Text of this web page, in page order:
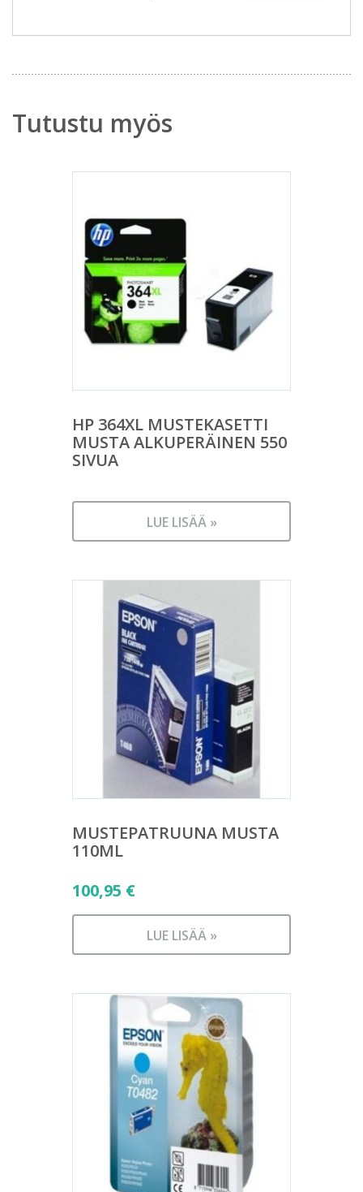
Tutustu myös
HP 364XL MUSTEKASETTI
MUSTA ALKUPERÄINEN 550
SIVUA
LUE LISÄÄ »
MUSTEPATRUUNA MUSTA
110ML
100,95 €
LUE LISÄÄ »